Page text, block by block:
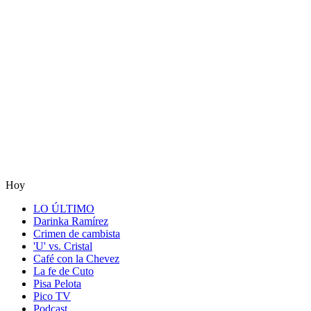
Hoy
LO ÚLTIMO
Darinka Ramírez
Crimen de cambista
'U' vs. Cristal
Café con la Chevez
La fe de Cuto
Pisa Pelota
Pico TV
Podcast